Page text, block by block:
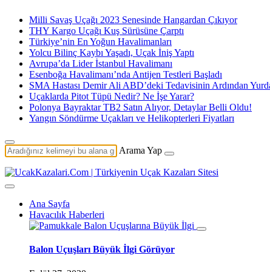
Milli Savaş Uçağı 2023 Senesinde Hangardan Çıkıyor
THY Kargo Uçağı Kuş Sürüsüne Çarptı
Türkiye’nin En Yoğun Havalimanları
Yolcu Bilinç Kaybı Yaşadı, Uçak İniş Yaptı
Avrupa’da Lider İstanbul Havalimanı
Esenboğa Havalimanı’nda Antijen Testleri Başladı
SMA Hastası Demir Ali ABD’deki Tedavisinin Ardından
Uçaklarda Pitot Tüpü Nedir? Ne İşe Yarar?
Polonya Bayraktar TB2 Satın Alıyor, Detaylar Belli Oldu!
Yangın Söndürme Uçakları ve Helikopterleri Fiyatları
Arama Yap
Ana Sayfa
Havacılık Haberleri
Balon Uçuşları Büyük İlgi Görüyor